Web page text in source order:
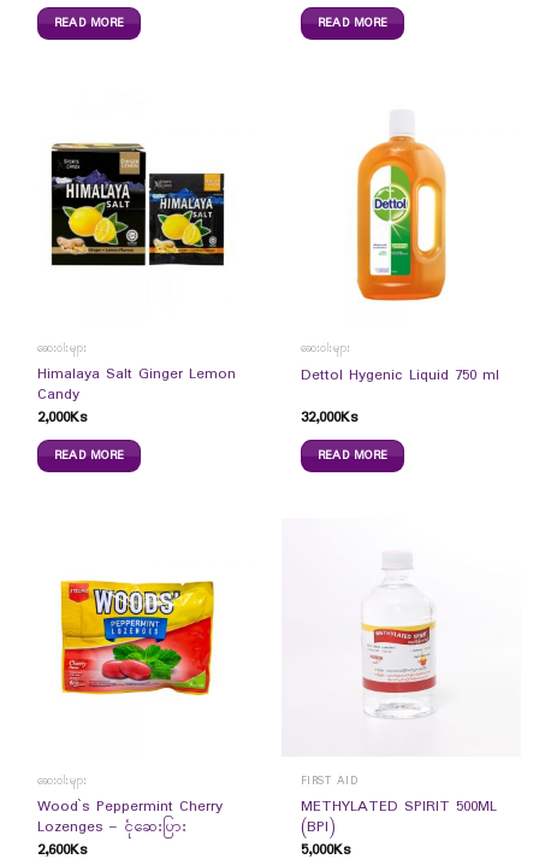
READ MORE READ MORE
ဆေးဝါးများ
Himalaya Salt Ginger Lemon
Candy
2,000Ks
READ MORE
ဆေးဝါးများ
Dettol Hygenic Liquid 750 ml
32,000Ks
READ MORE
ဆေးဝါးများ
Wood`s Peppermint Cherry
Lozenges – ငုံဆေးပြား
2,600Ks
FIRST AID
METHYLATED SPIRIT 500ML
(BPI)
5,000Ks